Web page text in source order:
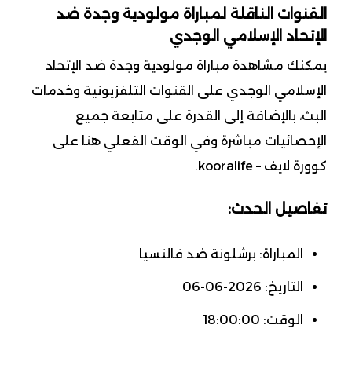
القنوات الناقلة لمباراة مولودية وجدة ضد
الإتحاد الإسلامي الوجدي
يمكنك مشاهدة مباراة مولودية وجدة ضد الإتحاد
الإسلامي الوجدي على القنوات التلفزيونية وخدمات
البث، بالإضافة إلى القدرة على متابعة جميع
الإحصائيات مباشرة وفي الوقت الفعلي هنا على
كوورة لايف – kooralife.
تفاصيل الحدث:
المباراة: برشلونة ضد فالنسيا
التاريخ: 2026-06-06
الوقت: 18:00:00